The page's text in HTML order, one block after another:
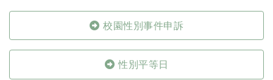
校園性別事件申訴
性別平等日